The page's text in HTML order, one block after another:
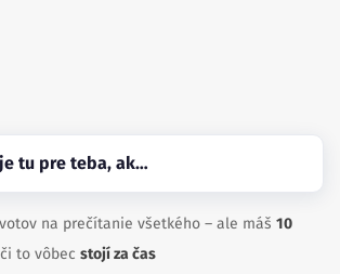
tu pre teba, ak…
na prečítanie všetkého – ale máš 10
to vôbec stojí za čas